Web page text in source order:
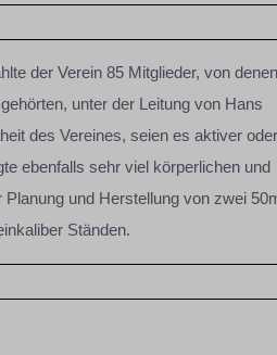
der Verein 85 Mitglieder, von denen
unter der Leitung von Hans
des Vereines, seien es aktiver oder
ebenfalls sehr viel körperlichen und
Planung und Herstellung von zwei
Ständen.